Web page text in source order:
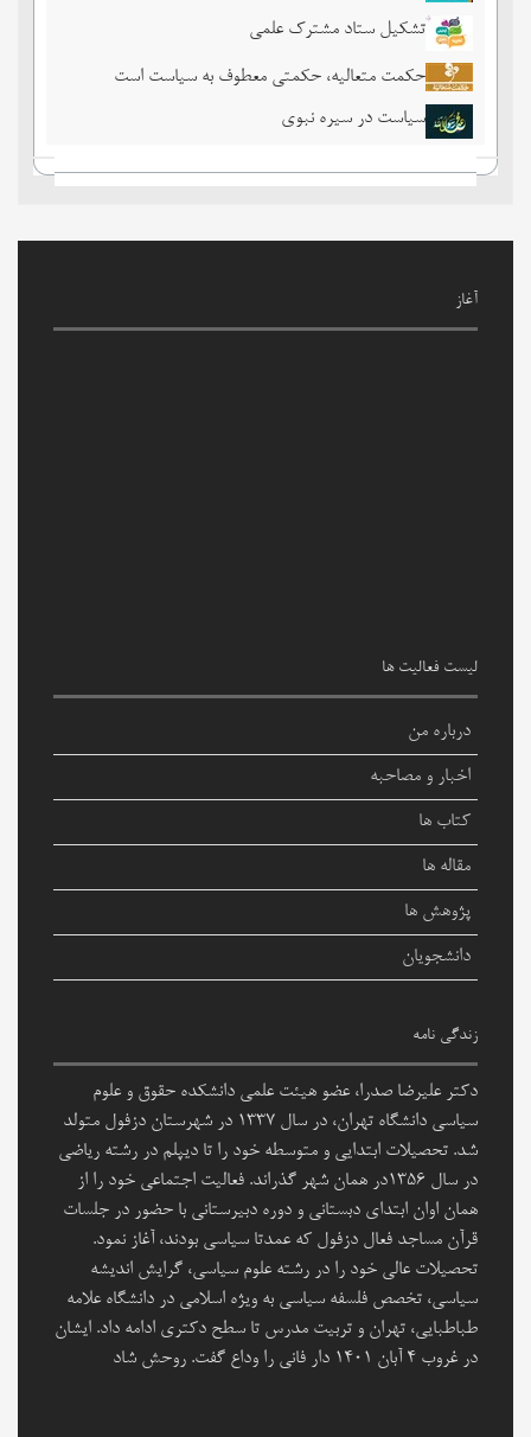
تشکیل ستاد مشترک علمی
حکمت متعالیه، حکمتی معطوف به سیاست است
سیاست در سیره نبوی
آغاز
لیست فعالیت ها
درباره من
اخبار و مصاحبه
کتاب ها
مقاله ها
پژوهش ها
دانشجویان
زندگی نامه
دکتر علیرضا صدرا، عضو هیئت علمی دانشکده حقوق و علوم
سیاسی دانشگاه تهران، در سال ۱۳۳۷ در شهرستان دزفول متولد
شد. تحصیلات ابتدایی و متوسطه خود را تا دیپلم در رشته ریاضی
در سال ۱۳۵۶در همان شهر گذراند. فعالیت اجتماعی خود را از
همان اوان ابتدای دبستانی و دوره دبیرستانی با حضور در جلسات
قرآن مساجد فعال دزفول که عمدتا سیاسی بودند، آغاز نمود.
تحصیلات عالی خود را در رشته علوم سیاسی، گرایش اندیشه
سیاسی، تخصص فلسفه سیاسی به ویژه اسلامی در دانشگاه علامه
طباطبایی، تهران و تربیت مدرس تا سطح دکتری ادامه داد. ایشان
در غروب 4 آبان 1401 دار فانی را وداع گفت. روحش شاد